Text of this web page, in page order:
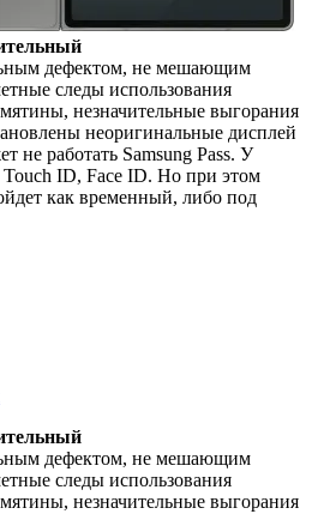
дефектом, не мешающим
следы использования
незначительные выгорания
неоригинальные дисплей
не работать Samsung Pass. У
Touch ID, Face ID. Но при этом
как временный, либо под
дефектом, не мешающим
следы использования
незначительные выгорания